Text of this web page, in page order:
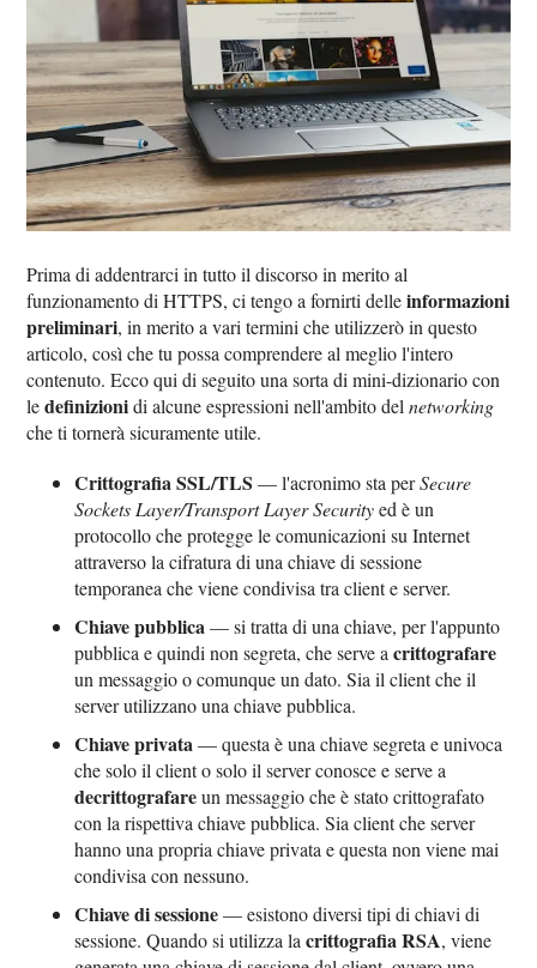
Prima di addentrarci in tutto il discorso in merito al
funzionamento di HTTPS, ci tengo a fornirti delleinformazioni
preliminari, in merito a vari termini che utilizzerò in questo
articolo, così che tu possa comprendere al meglio l'intero
contenuto. Ecco qui di seguito una sorta di mini-dizionario con
ledefinizionidi alcune espressioni nell'ambito delnetworking
che ti tornerà sicuramente utile.
Crittografia SSL/TLS — l'acronimo sta perSecure
Sockets Layer/Transport Layer Securityed è un
protocollo che protegge le comunicazioni su Internet
attraverso la cifratura di una chiave di sessione
temporanea che viene condivisa tra client e server.
Chiave pubblica— si tratta di una chiave, per l'appunto
pubblica e quindi non segreta, che serve acrittografare
un messaggio o comunque un dato. Sia il client che il
server utilizzano una chiave pubblica.
Chiave privata— questa è una chiave segreta e univoca
che solo il client o solo il server conosce e serve a
decrittografareun messaggio che è stato crittografato
con la rispettiva chiave pubblica. Sia client che server
hanno una propria chiave privata e questa non viene mai
condivisa con nessuno.
Chiave di sessione— esistono diversi tipi di chiavi di
sessione. Quando si utilizza lacrittografia RSA, viene